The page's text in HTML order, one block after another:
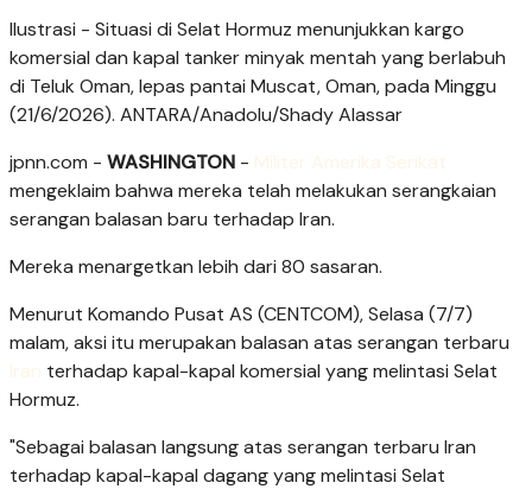
Ilustrasi - Situasi di Selat Hormuz menunjukkan kargo
komersial dan kapal tanker minyak mentah yang berlabuh
di Teluk Oman, lepas pantai Muscat, Oman, pada Minggu
(21/6/2026). ANTARA/Anadolu/Shady Alassar
jpnn.com - WASHINGTON - Militer Amerika Serikat
mengeklaim bahwa mereka telah melakukan serangkaian
serangan balasan baru terhadap Iran.
Mereka menargetkan lebih dari 80 sasaran.
Menurut Komando Pusat AS (CENTCOM), Selasa (7/7)
malam, aksi itu merupakan balasan atas serangan terbaru
Iran terhadap kapal-kapal komersial yang melintasi Selat
Hormuz.
"Sebagai balasan langsung atas serangan terbaru Iran
terhadap kapal-kapal dagang yang melintasi Selat